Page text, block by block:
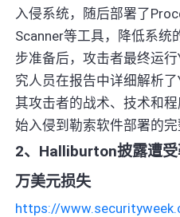
入侵系统，随后部署了
Scanner等工具，降低系统
步准备后，攻击者最终运
究人员在报告中详细解析
其攻击者的战术、技术和
始入侵到勒索软件部署的完
2、Halliburton披露遭
万美元损失
https://